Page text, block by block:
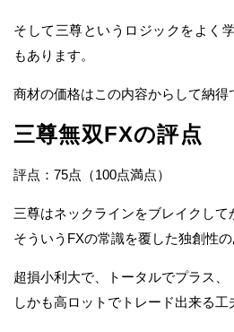
そして三尊というロジックをよく
もあります。
商材の価格はこの内容からして納得
三尊無双FXの評点
評点：75点（100点満点）
三尊はネックラインをブレイクして
そういうFXの常識を覆した独創性の
超損小利大で、トータルでプラス、
しかも高ロットでトレード出来る工